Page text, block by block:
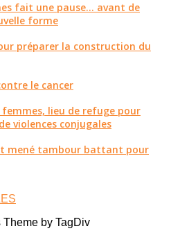
fait une pause... avant de
forme
préparer la construction du
le cancer
femmes, lieu de refuge pour
violences conjugales
mené tambour battant pour
by TagDiv